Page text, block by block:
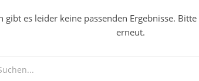
gibt es leider keine passenden Ergebnisse.
erneut.